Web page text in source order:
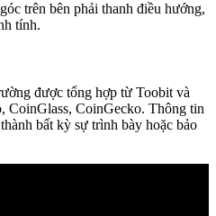
trên bên phải thanh điều hướng,
tính.
được tổng hợp từ Toobit và
CoinGlass, CoinGecko. Thông tin
bất kỳ sự trình bày hoặc bảo